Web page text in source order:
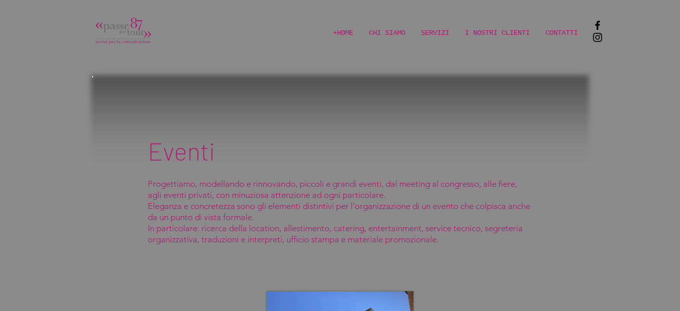
+HOME CHI SIAMO SERVIZI I NOSTRI CLIENTI CONTATTI
Eventi
Progettiamo, modellando e rinnovando, piccoli e grandi eventi, dal meeting al congresso, alle fiere,
agli eventi privati, con minuziosa attenzione ad ogni particolare.
Eleganza e concretezza sono gli elementi distintivi per l’organizzazione di un evento che colpisca anche
da un punto di vista formale.
In particolare: ricerca della location, allestimento, catering, entertainment, service tecnico, segreteria
organizzativa, traduzioni e interpreti, ufficio stampa e materiale promozionale.